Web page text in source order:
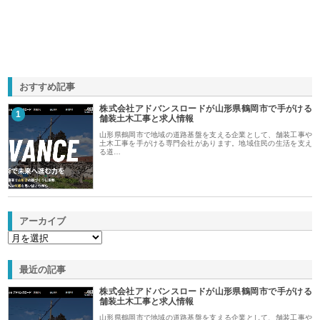
おすすめ記事
1
株式会社アドバンスロードが山形県鶴岡市で手がける
舗装土木工事と求人情報
山形県鶴岡市で地域の道路基盤を支える企業として、舗装工事や
土木工事を手がける専門会社があります。地域住民の生活を支え
る道…
アーカイブ
最近の記事
株式会社アドバンスロードが山形県鶴岡市で手がける
舗装土木工事と求人情報
山形県鶴岡市で地域の道路基盤を支える企業として、舗装工事や